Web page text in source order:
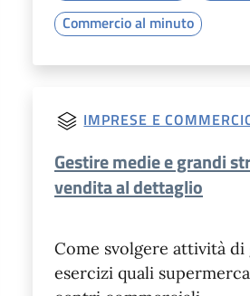
Commercio al minuto
IMPRESE E
Gestire medie e grandi
vendita al dettaglio
Come svolgere attività di
esercizi quali